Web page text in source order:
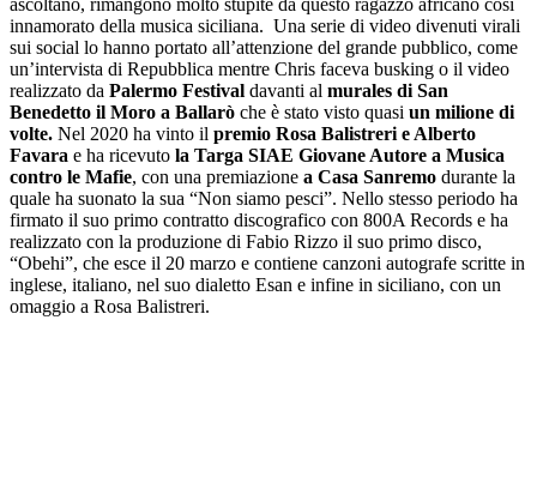
innamorato della musica siciliana. Una serie di video divenuti virali
sui social lo hanno portato all’attenzione del grande pubblico, come
un’intervista di Repubblica mentre Chris faceva busking o il video
realizzato da Palermo Festival davanti al murales di San
Benedetto il Moro a Ballarò che è stato visto quasi un milione di
volte. Nel 2020 ha vinto il premio Rosa Balistreri e Alberto
Favara e ha ricevuto la Targa SIAE Giovane Autore a Musica
contro le Mafie, con una premiazione a Casa Sanremo durante la
quale ha suonato la sua “Non siamo pesci”. Nello stesso periodo ha
firmato il suo primo contratto discografico con 800A Records e ha
realizzato con la produzione di Fabio Rizzo il suo primo disco,
“Obehi”, che esce il 20 marzo e contiene canzoni autografe scritte in
inglese, italiano, nel suo dialetto Esan e infine in siciliano, con un
omaggio a Rosa Balistreri.